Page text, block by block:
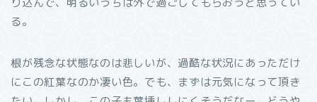
る。
根が残念な状態なのは悲しいが、過酷な状況にあっただけ
にこの紅葉なのか凄い色。でも、まずは元気になって頂き